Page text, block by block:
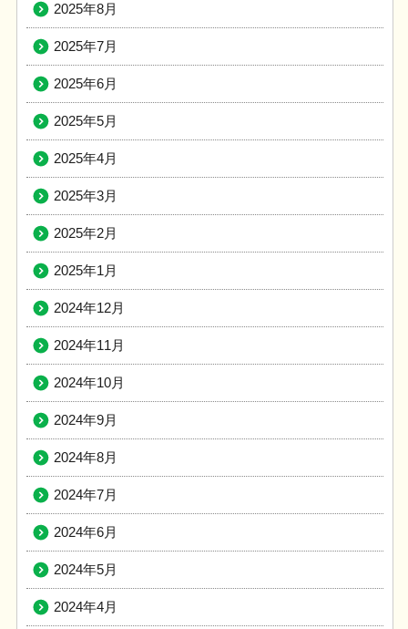
2025年8月
2025年7月
2025年6月
2025年5月
2025年4月
2025年3月
2025年2月
2025年1月
2024年12月
2024年11月
2024年10月
2024年9月
2024年8月
2024年7月
2024年6月
2024年5月
2024年4月